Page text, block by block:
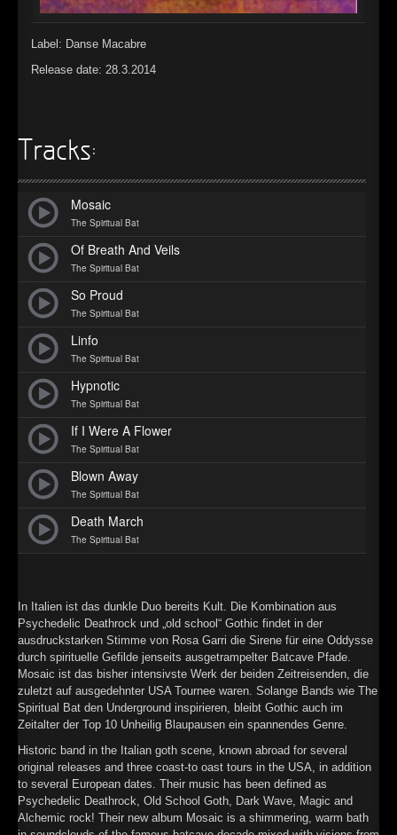
► Blutmond
►
►
►
►
►
►
►
►
►
►
►
►
Label: Danse Macabre
Release date: 28.3.2014
Tracks:
Mosaic
The Spiritual Bat
Of Breath And Veils
The Spiritual Bat
So Proud
The Spiritual Bat
Linfo
The Spiritual Bat
Hypnotic
The Spiritual Bat
If I Were A Flower
The Spiritual Bat
Blown Away
The Spiritual Bat
Death March
The Spiritual Bat
In Italien ist das dunkle Duo bereits Kult. Die Kombination aus
Psychedelic Deathrock und „old school“ Gothic findet in der
ausdruckstarken Stimme von Rosa Garri die Sirene für eine Oddysse
durch spirituelle Gefilde jenseits ausgetrampelter Batcave Pfade.
Mosaic ist das bisher intensivste Werk der beiden Zeitreisenden, die
zuletzt auf ausgedehnter USA Tournee waren. Solange Bands wie The
Spiritual Bat den Underground inspirieren, bleibt Gothic auch im
Zeitalter der Top 10 Unheilig Blaupausen ein spannendes Genre.
Historic band in the Italian goth scene, known abroad for several
original releases and three coast-to oast tours in the USA, in addition
to several European dates. Their music has been defined as
Psychedelic Deathrock, Old School Goth, Dark Wave, Magic and
Alchemic rock! Their new album Mosaic is a shimmering, warm bath